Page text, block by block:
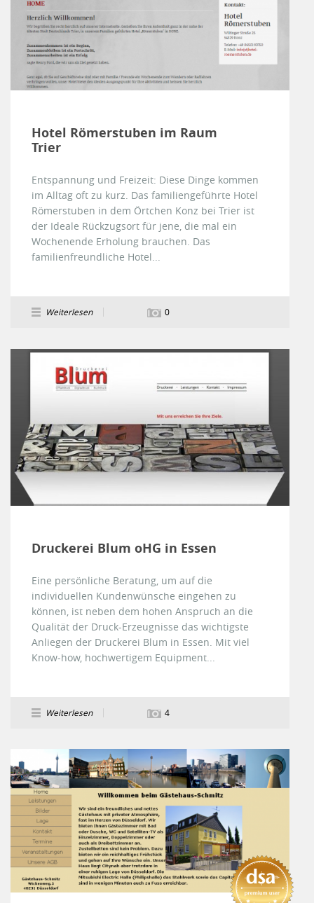
Hotel Römerstuben im Raum
Trier
Entspannung und Freizeit: Diese Dinge kommen
im Alltag oft zu kurz. Das familiengeführte Hotel
Römerstuben in dem Örtchen Konz bei Trier ist
der Ideale Rückzugsort für jene, die mal ein
Wochenende Erholung brauchen. Das
familienfreundliche Hotel...
Weiterlesen 0
Druckerei Blum oHG in Essen
Eine persönliche Beratung, um auf die
individuellen Kundenwünsche eingehen zu
können, ist neben dem hohen Anspruch an die
Qualität der Druck-Erzeugnisse das wichtigste
Anliegen der Druckerei Blum in Essen. Mit viel
Know-how, hochwertigem Equipment...
Weiterlesen 4